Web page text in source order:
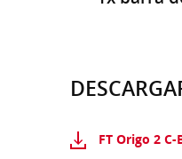
FT Origo 2 C-